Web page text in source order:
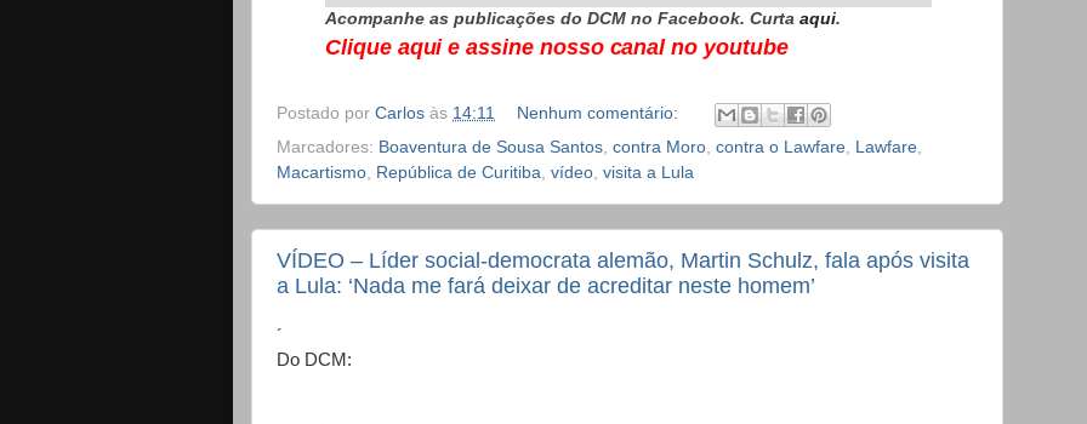
Acompanhe as publicações do DCM no Facebook. Curta aqui.
Clique aqui e assine nosso canal no youtube
Postado por Carlos às 14:11
Nenhum comentário:
Marcadores: Boaventura de Sousa Santos, contra Moro, contra o Lawfare, Lawfare,
Macartismo, República de Curitiba, vídeo, visita a Lula
VÍDEO – Líder social-democrata alemão, Martin Schulz, fala após visita
a Lula: ‘Nada me fará deixar de acreditar neste homem’
´
Do DCM: